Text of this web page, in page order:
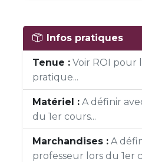
Infos pratiques
Tenue : Voir ROI pour
pratique...
Matériel : A définir
du 1er cours...
Marchandises : A
professeur lors du 1er